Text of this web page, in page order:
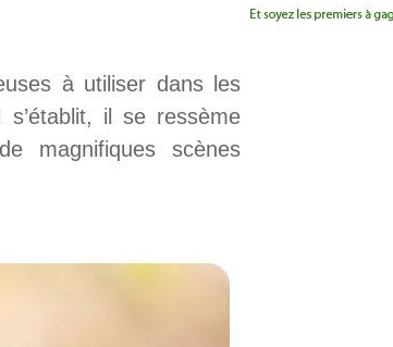
à utiliser dans les
il se ressème
magnifiques scènes